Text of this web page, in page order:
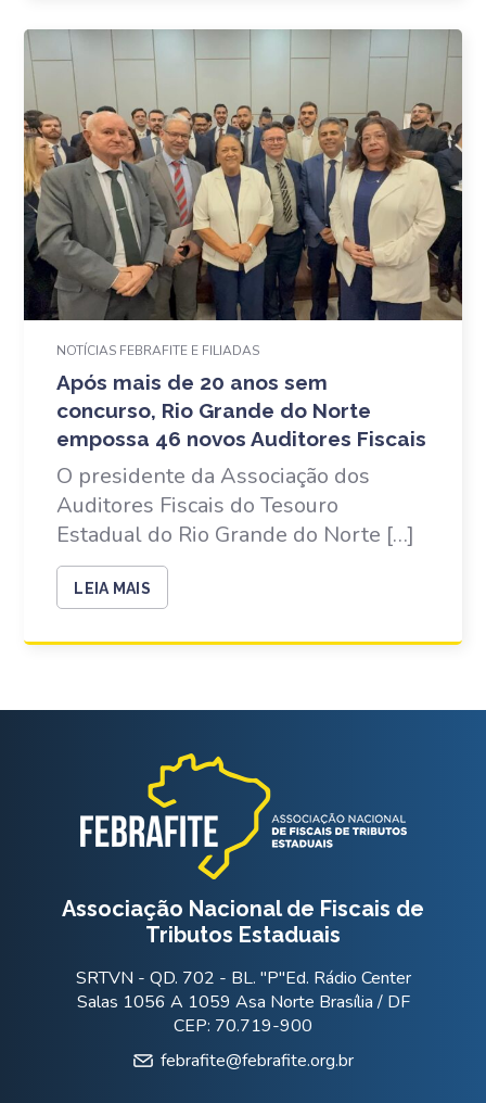
NOTÍCIAS FEBRAFITE E FILIADAS
Após mais de 20 anos sem
concurso, Rio Grande do Norte
empossa 46 novos Auditores Fiscais
O presidente da Associação dos
Auditores Fiscais do Tesouro
Estadual do Rio Grande do Norte […]
LEIA MAIS
Associação Nacional de Fiscais de
Tributos Estaduais
SRTVN - QD. 702 - BL. "P"Ed. Rádio Center
Salas 1056 A 1059 Asa Norte Brasília / DF
CEP: 70.719-900
febrafite@febrafite.org.br